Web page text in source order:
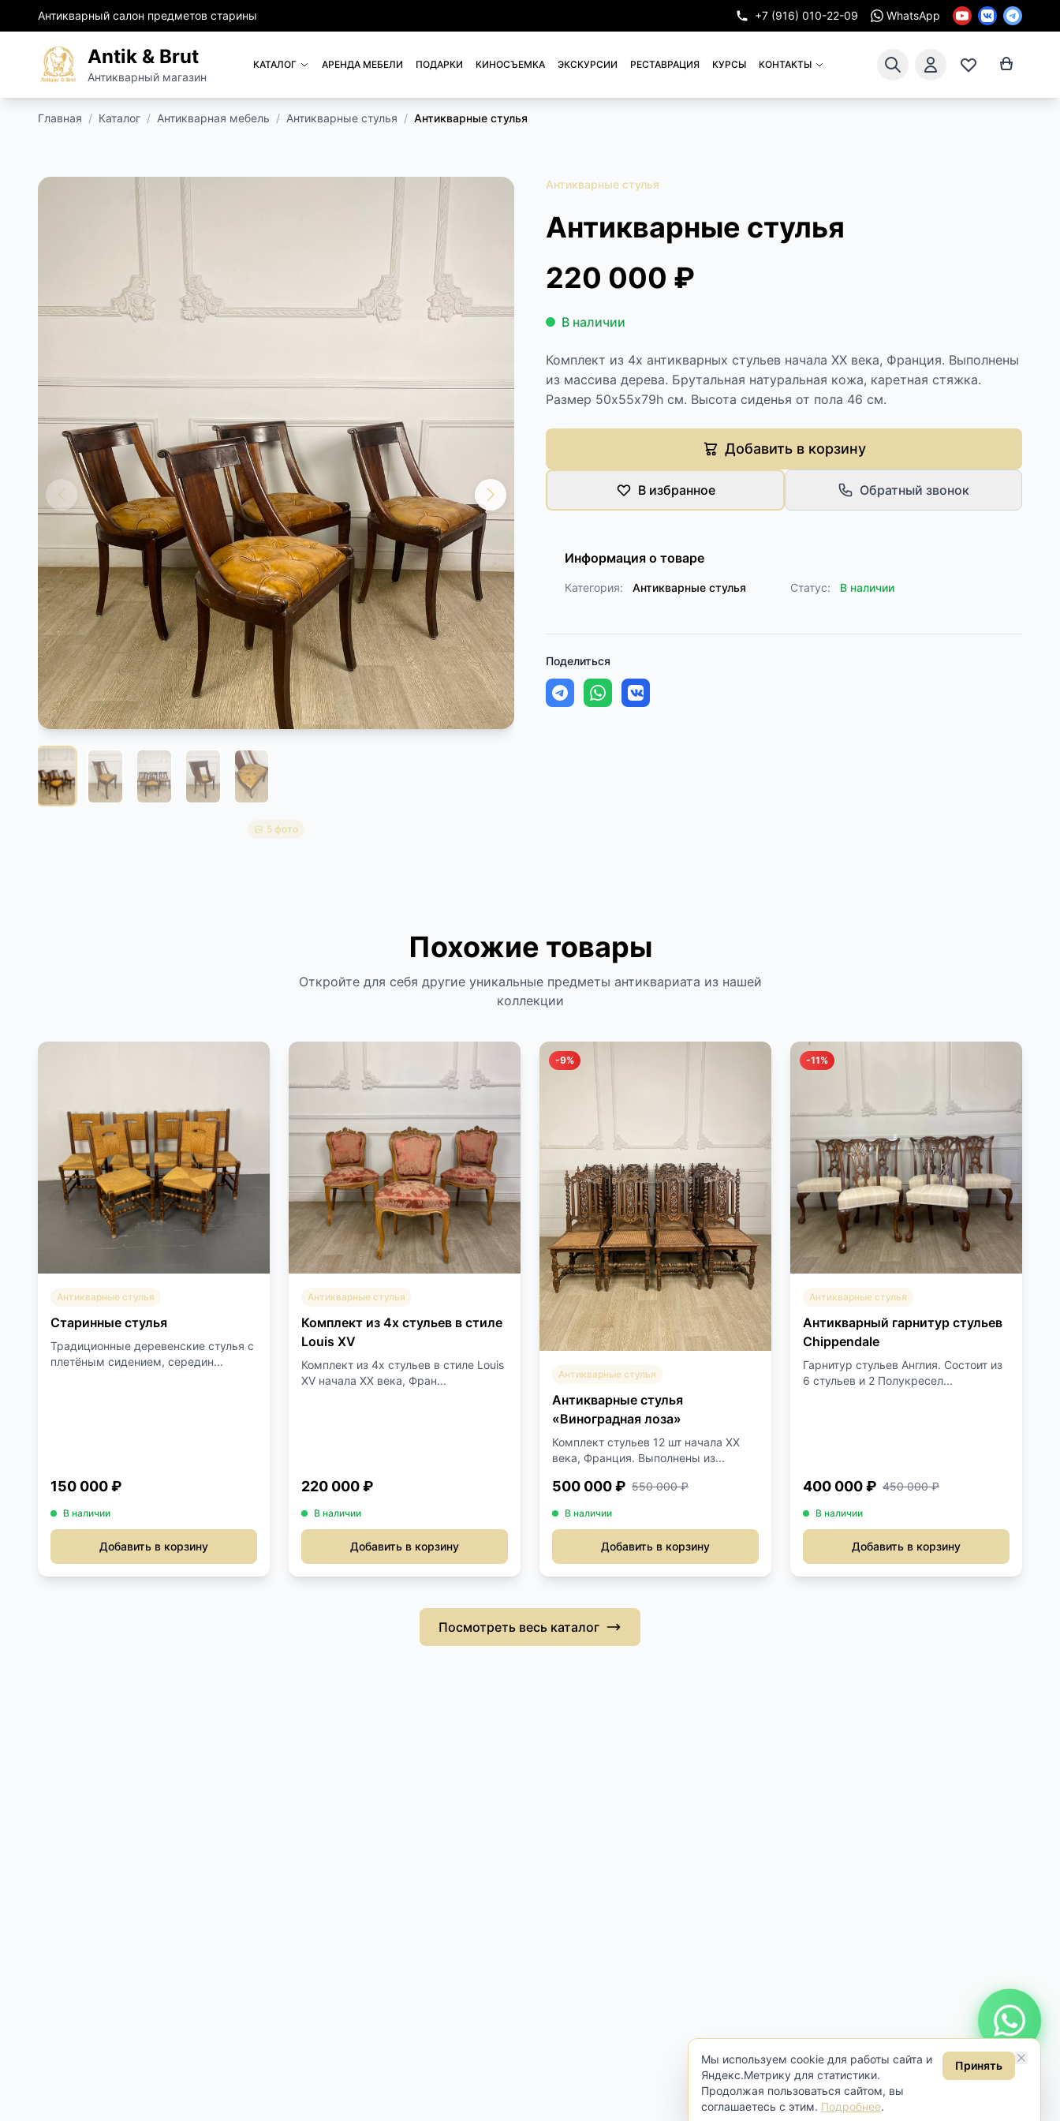
Антикварный салон предметов старины +7 (916) 010-22-09 WhatsApp
Antik & Brut
Антикварный магазин
КАТАЛОГ АРЕНДА МЕБЕЛИ ПОДАРКИ КИНОСЪЕМКА ЭКСКУРСИИ РЕСТАВРАЦИЯ КУРСЫ КОНТАКТЫ
Главная / Каталог / Антикварная мебель / Антикварные стулья / Антикварные стулья
5 фото
Антикварные стулья
Антикварные стулья
220 000 ₽
В наличии
Комплект из 4х антикварных стульев начала XX века, Франция. Выполнены
из массива дерева. Брутальная натуральная кожа, каретная стяжка.
Размер 50х55х79h см. Высота сиденья от пола 46 см.
Добавить в корзину
В избранное Обратный звонок
Информация о товаре
Категория: Антикварные стулья Статус: В наличии
Поделиться
Похожие товары
Откройте для себя другие уникальные предметы антиквариата из нашей
коллекции
Антикварные стулья
Старинные стулья
Традиционные деревенские стулья с
плетёным сидением, середин...
150 000 ₽
В наличии
Добавить в корзину
Антикварные стулья
Комплект из 4х стульев в стиле
Louis XV
Комплект из 4х стульев в стиле Louis
XV начала XX века, Фран...
220 000 ₽
В наличии
Добавить в корзину
-9%
Антикварные стулья
Антикварные стулья
«Виноградная лоза»
Комплект стульев 12 шт начала XX
века, Франция. Выполнены из...
500 000 ₽ 550 000 ₽
В наличии
Добавить в корзину
-11%
Антикварные стулья
Антикварный гарнитур стульев
Chippendale
Гарнитур стульев Англия. Состоит из
6 стульев и 2 Полукресел...
400 000 ₽ 450 000 ₽
В наличии
Добавить в корзину
Посмотреть весь каталог
Мы используем cookie для работы сайта и
Яндекс.Метрику для статистики.
Продолжая пользоваться сайтом, вы
соглашаетесь с этим. Подробнее.
Принять